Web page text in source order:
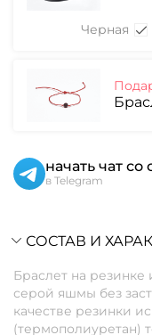
Черная
начать чат
в Telegram
СОСТАВ И
Браслет на резинке
серой яшмы без
качестве резинки
(термополиуретан)